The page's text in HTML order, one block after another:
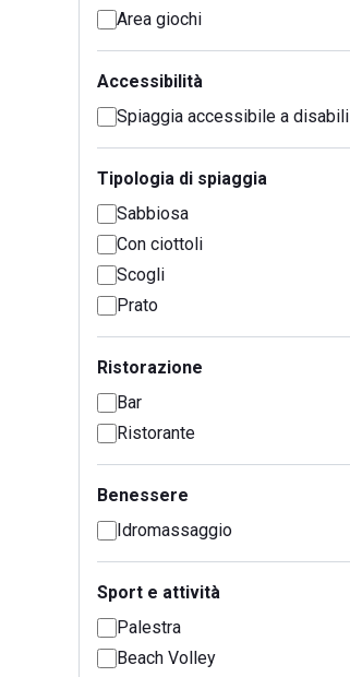
Area giochi
Accessibilità
Spiaggia accessibile a disabili
Tipologia di spiaggia
Sabbiosa
Con ciottoli
Scogli
Prato
Ristorazione
Bar
Ristorante
Benessere
Idromassaggio
Sport e attività
Palestra
Beach Volley